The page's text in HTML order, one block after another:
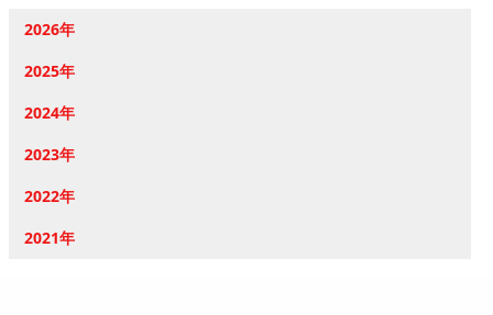
2026年
2025年
2024年
2023年
2022年
2021年